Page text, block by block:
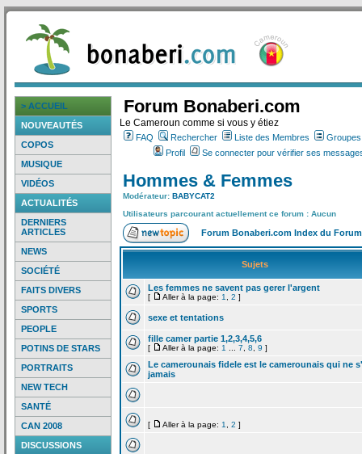
> ACCUEIL
NOUVEAUTÉS
COPOS
MUSIQUE
VIDÉOS
ACTUALITÉS
DERNIERS
ARTICLES
NEWS
SOCIÉTÉ
FAITS DIVERS
SPORTS
PEOPLE
POTINS DE STARS
PORTRAITS
NEW TECH
SANTÉ
CAN 2008
DISCUSSIONS
Forum Bonaberi.com
Le Cameroun comme si vous y étiez
FAQ Rechercher Liste des Membres
Profil
Se connecter pour vérifier ses
Hommes & Femmes
Modérateur: BABYCAT2
Utilisateurs parcourant actuellement ce forum : Aucun
Forum Bonaberi.com Index du Forum
Sujets
Les femmes ne savent pas gerer l'argent
[ Aller à la page: 1 2 ]
sexe et tentations
fille camer partie 1,2,3,4,5,6
[ Aller à la page: 1 7 8 9 ]
Le camerounais fidele est le camerounais qui ne
jamais
[ Aller à la page: 1 2 ]